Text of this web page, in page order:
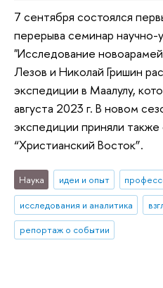
7 сентября состоялся
перерыва семинар научно-
"Исследование
Лезов и Николай Гришин
экспедиции в Маалулу,
августа 2023 г. В новом
экспедиции приняли
“Христианский Восток”.
Наука идеи и опыт
исследования и аналитика
репортаж о событии